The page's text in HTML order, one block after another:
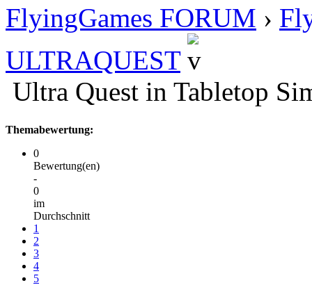
FlyingGames FORUM ›
ULTRAQUEST
Ultra Quest in Tabletop
Themabewertung:
0
Bewertung(en)
-
0
im
Durchschnitt
1
2
3
4
5